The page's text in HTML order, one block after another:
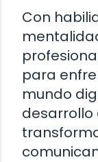
Con
para
mundo
desarrollo